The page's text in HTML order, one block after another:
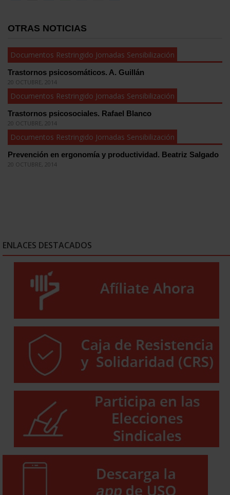
OTRAS NOTICIAS
Documentos Restringido Jornadas Sensibilización
Trastornos psicosomáticos. A. Guillán
20 OCTUBRE, 2014
Documentos Restringido Jornadas Sensibilización
Trastornos psicosociales. Rafael Blanco
20 OCTUBRE, 2014
Documentos Restringido Jornadas Sensibilización
Prevención en ergonomía y productividad. Beatriz Salgado
20 OCTUBRE, 2014
ENLACES DESTACADOS